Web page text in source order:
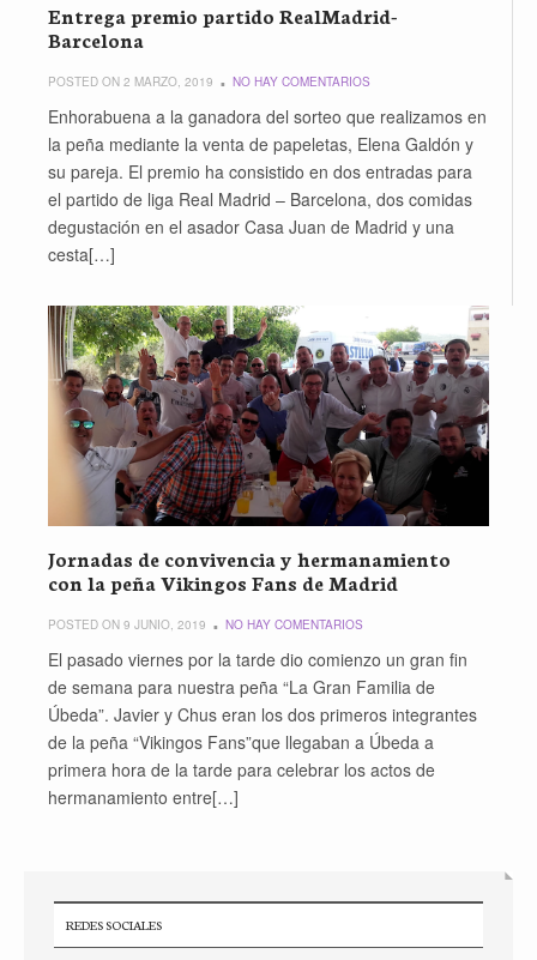
Entrega premio partido RealMadrid-
Barcelona
POSTED ON 2 MARZO, 2019 NO HAY COMENTARIOS
Enhorabuena a la ganadora del sorteo que realizamos en
la peña mediante la venta de papeletas, Elena Galdón y
su pareja. El premio ha consistido en dos entradas para
el partido de liga Real Madrid – Barcelona, dos comidas
degustación en el asador Casa Juan de Madrid y una
cesta[…]
Jornadas de convivencia y hermanamiento
con la peña Vikingos Fans de Madrid
POSTED ON 9 JUNIO, 2019 NO HAY COMENTARIOS
El pasado viernes por la tarde dio comienzo un gran fin
de semana para nuestra peña “La Gran Familia de
Úbeda”. Javier y Chus eran los dos primeros integrantes
de la peña “Vikingos Fans”que llegaban a Úbeda a
primera hora de la tarde para celebrar los actos de
hermanamiento entre[…]
REDES SOCIALES